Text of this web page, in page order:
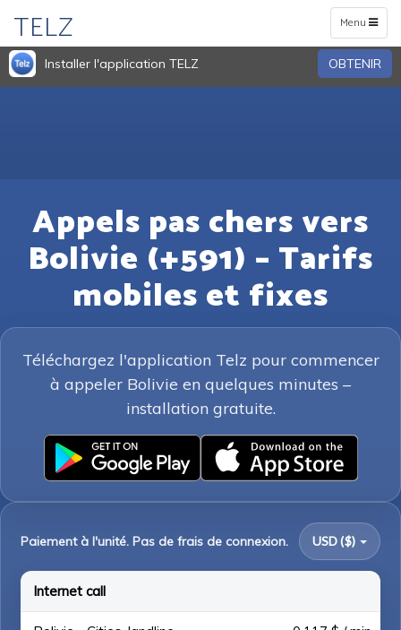
Toggle
navigation
Menu
TELZ
Installer l'application TELZ OBTENIR
Appels pas chers vers
Bolivie (+591) – Tarifs
mobiles et fixes
Téléchargez l'application Telz pour commencer
à appeler Bolivie en quelques minutes –
installation gratuite.
Paiement à l'unité. Pas de frais de connexion. USD ($)
Internet call